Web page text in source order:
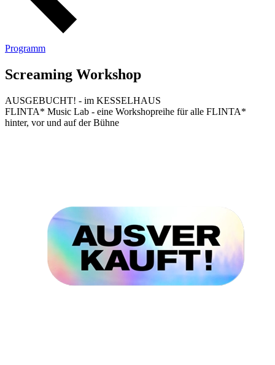
Programm
Screaming Workshop
AUSGEBUCHT! - im KESSELHAUS
FLINTA* Music Lab - eine Workshopreihe für alle FLINTA*
hinter, vor und auf der Bühne